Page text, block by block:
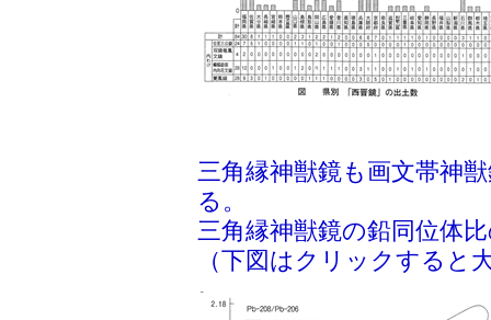
三角縁神獣鏡も画文帯神
る。
三角縁神獣鏡の鉛同位体
（下図はクリックすると